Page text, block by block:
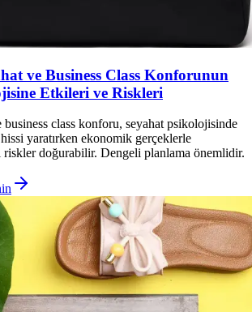
ve Business Class Konforunun
Etkileri ve Riskleri
business class konforu, seyahat psikolojisinde
yaratırken ekonomik gerçeklerle
doğurabilir. Dengeli planlama önemlidir.